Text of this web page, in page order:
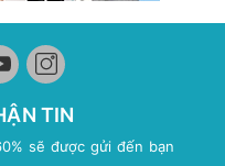
TIN
sẽ được gửi đến bạn